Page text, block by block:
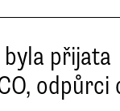
přijata
odpůrci